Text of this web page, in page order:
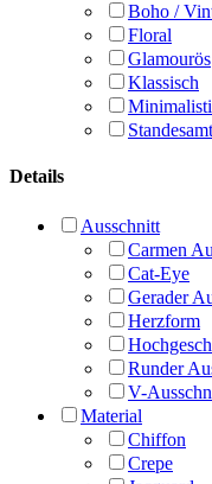
Boho /
Floral
Glamourös
Klassisch
Standesamt
Details
Ausschnitt
Carmen
Cat-Eye
Gerader
Herzform
Runder
V-
Material
Chiffon
Crepe